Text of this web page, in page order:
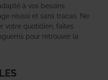
à vos besoins
réussi et sans tracas. Ne
votre quotidien, faites
pour retrouver la